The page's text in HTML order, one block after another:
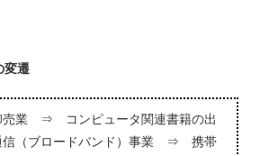
変遷
売業 ⇒ コンピュータ関連書籍の出
（ブロードバンド）事業 ⇒ 携帯